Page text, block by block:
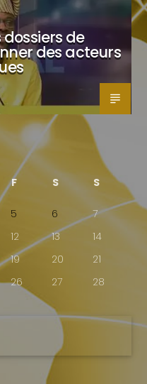
de
des acteurs
F S S
5 6
7
12 13
14
19 20
21
26 27
28